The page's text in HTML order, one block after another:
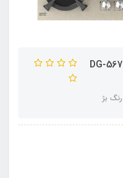
اجاق گاز شیشه ای داتیس مدل DG-567